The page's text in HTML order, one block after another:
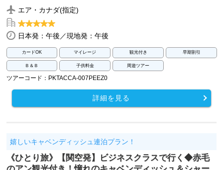
エア・カナダ(指定)
日本発：午後／現地発：午後
カードOK マイレージ 観光付き 早期割引
Ｂ＆Ｂ 子供料金 周遊ツアー
ツアーコード：PKTACCA-007PEEZ0
詳細を見る
嬉しいキャベンディッシュ連泊プラン！
《ひとり旅》【関空発】ビジネスクラスで行く◆赤毛